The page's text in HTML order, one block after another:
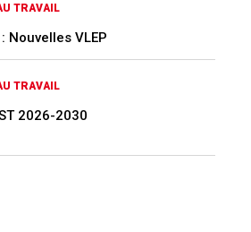
TRAVAIL
Nouvelles VLEP
TRAVAIL
2026-2030